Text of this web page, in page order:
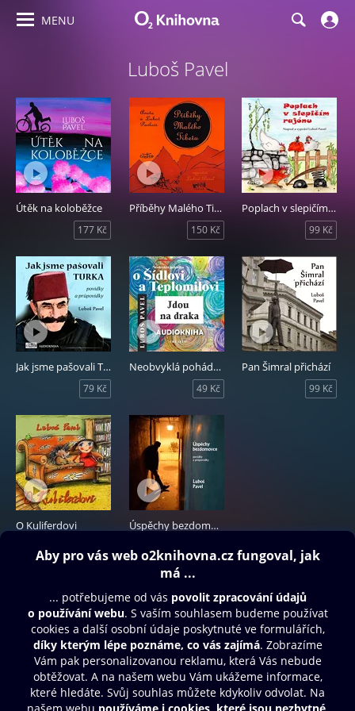
MENU
Luboš Pavel
Útěk na koloběžce
177 Kč
Příběhy Malého Tibetu
150 Kč
Poplach v slepičím rajónu
99 Kč
Jak jsme pašovali Turka - povídky a průpovídky
79 Kč
Neobvyklá pohádka o Šídlovi a Teplomilovi
49 Kč
Pan Šimral přichází
99 Kč
O Kuliferdovi
89 Kč
Úspěchy bezdomovce - povídky a průpovídky
Obsah ke stažení
Moje O2 Knihovna
Další zábava